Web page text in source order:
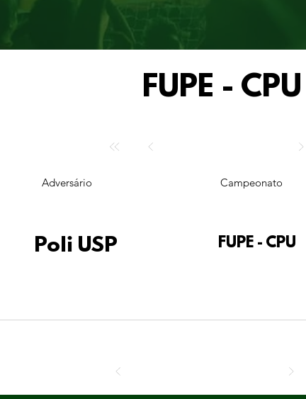
FUPE - CPU
Adversário Campeonato
Poli USP FUPE - CPU